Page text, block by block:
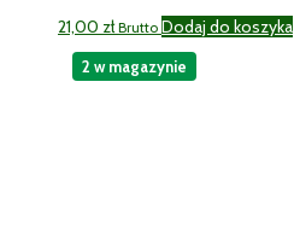
21,00 zł Brutto Dodaj do koszyka
2 w magazynie